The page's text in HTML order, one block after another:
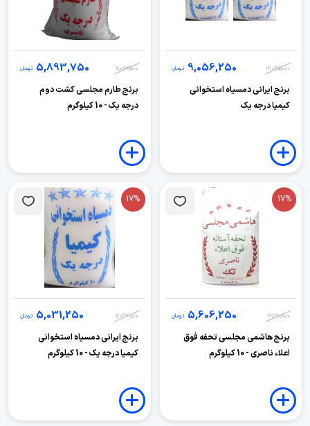
12,075,000
9,056,250 تومان
برنج ایرانی دمسیاه استخوانی
کیمیا درجه یک
7,072,500
5,893,750 تومان
برنج طارم مجلسی کشت دوم
درجه یک - 10 کیلوگرم
17%
6,727,500
5,606,250 تومان
برنج هاشمی مجلسی تحفه فوق
اعلاء ناصری - 10 کیلوگرم
17%
6,037,500
5,031,250 تومان
برنج ایرانی دمسیاه استخوانی
کیمیا درجه یک - 10 کیلوگرم